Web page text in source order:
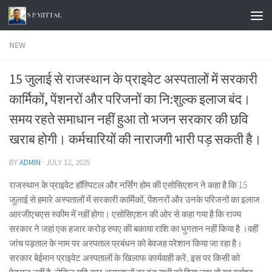
Skip to content
NEW
15 जुलाई से राजस्थान के प्राइवेट अस्पतालों में सरकारी
कार्मिकों, पेंशनरों और परिजनों का नि:शुल्क इलाज बंद।
समय रहते समाधान नहीं हुआ तो भजन सरकार की छवि
खराब होगी। कर्मचारियों की नाराजगी भारी पड़ सकती है।
BYADMIN · JULY 12, 2025
राजस्थान के प्राइवेट हॉस्पिटल और नर्सिंग होम की एसोसिएशन ने कहा है कि 15
जुलाई से हमारे अस्पतालों में सरकारी कार्मिकों, पेंशनरों और उनके परिजनों का इलाज
आरजीएचएस स्कीम में नहीं होगा। एसोसिएशन की ओर से कहा गया है कि राज्य
सरकार ने जहां एक हजार करोड़ रुपए की बकाया राशि का भुगतान नहीं किया है ।वहीं
जांच पड़ताल के नाम पर अस्पताल प्रबंधन को बेवजह परेशान किया जा रहा है।
सरकार बेईमान प्राइवेट अस्पतालों के खिलाफ कार्यवाही करें, इस पर किसी को